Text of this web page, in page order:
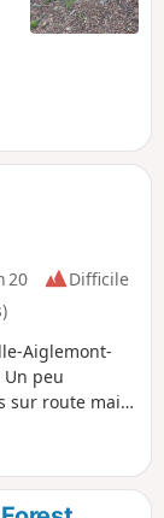
20
Difficile
Aiglemont-
peu
sur route mais
(La Valeye).
si certains
petits trajets